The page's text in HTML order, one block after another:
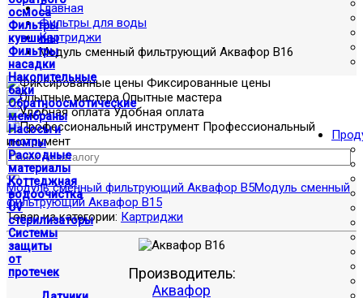
осмоса
Фильтры
кувшины
Фильтры
насадки
Накопительные
баки
Обратноосмотические
мембраны
Насосы и
помпы
Расходные
материалы
Коттеджная
водоочистка
UV
стерилизаторы
Системы
защиты
от
протечек
Главная
Фильтры для воды
Картриджи
Модуль сменный фильтрующий Аквафор В16
Фиксированные цены
Опытные мастера
Удобная оплата
Профессиональный
инструмент
Модуль сменный фильтрующий Аквафор В5Модуль сменный
фильтрующий Аквафор В15
Товар из категории: Картриджи
Производитель:
Аквафор